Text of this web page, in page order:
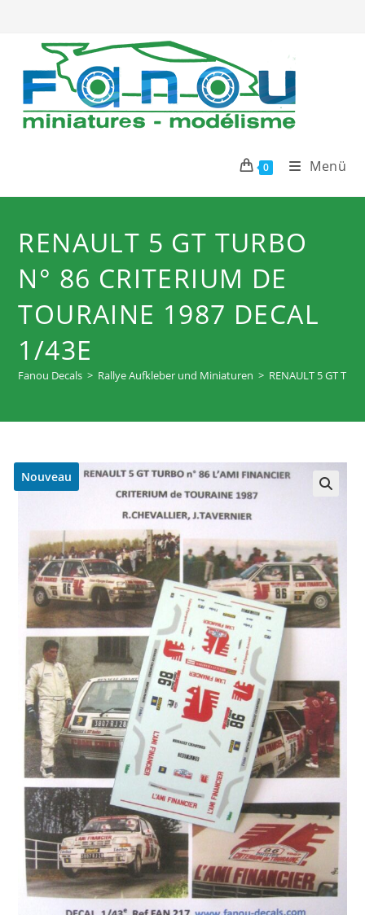
springen
0 Menü
RENAULT 5 GT TURBO
N° 86 CRITERIUM DE
TOURAINE 1987 DECAL
1/43E
Fanou Decals > Rallye Aufkleber und Miniaturen > RENAULT 5 GT
Nouveau